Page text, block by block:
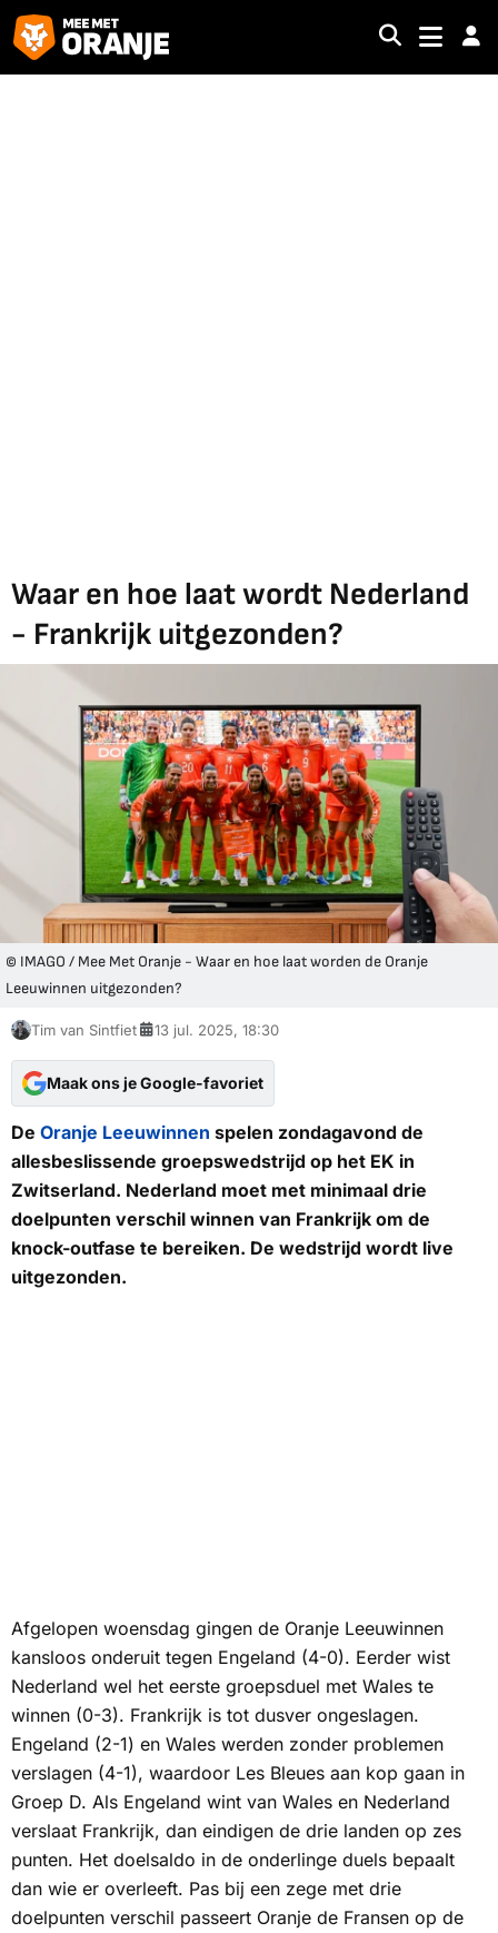
Waar en hoe laat wordt Nederland
- Frankrijk uitgezonden?
© IMAGO / Mee Met Oranje - Waar en hoe laat worden de Oranje
Leeuwinnen uitgezonden?
Tim van Sintfiet 13 jul. 2025, 18:30
Maak ons je Google-favoriet
De Oranje Leeuwinnen spelen zondagavond de
allesbeslissende groepswedstrijd op het EK in
Zwitserland. Nederland moet met minimaal drie
doelpunten verschil winnen van Frankrijk om de
knock-outfase te bereiken. De wedstrijd wordt live
uitgezonden.
Afgelopen woensdag gingen de Oranje Leeuwinnen
kansloos onderuit tegen Engeland (4-0). Eerder wist
Nederland wel het eerste groepsduel met Wales te
winnen (0-3). Frankrijk is tot dusver ongeslagen.
Engeland (2-1) en Wales werden zonder problemen
verslagen (4-1), waardoor Les Bleues aan kop gaan in
Groep D. Als Engeland wint van Wales en Nederland
verslaat Frankrijk, dan eindigen de drie landen op zes
punten. Het doelsaldo in de onderlinge duels bepaalt
dan wie er overleeft. Pas bij een zege met drie
doelpunten verschil passeert Oranje de Fransen op de